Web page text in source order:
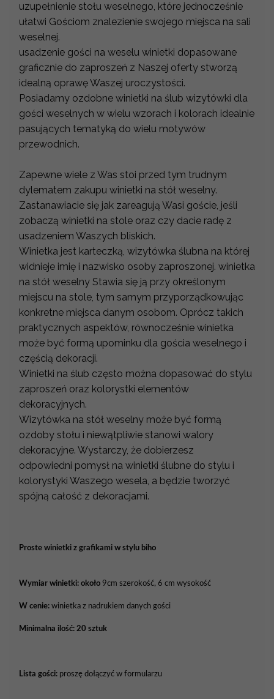
uzupełnienie stołu weselnego, które jednocześnie
ułatwi Gościom znalezienie swojego miejsca na sali
weselnej.
usadzenie gości na weselu winietki dopasowane
graficznie do zaproszeń z Naszej oferty stworzą
idealną oprawę Waszej uroczystości.
Posiadamy ozdobne winietki na ślub wizytówki dla
gości weselnych w wielu wzorach i kolorach idealnie
pasujących tematyką do wielu motywów
przewodnich.
Zapewne wiele z Was stoi przed tym trudnym
dylematem zakupu winietki na stół weselny.
Zastanawiacie się jak zareagują Wasi goście, jeśli
zobaczą winietki na stole oraz czy dacie radę z
usadzeniem Waszych bliskich.
Winietka jest karteczką, wizytówka ślubna na której
widnieje imię i nazwisko osoby zaproszonej. winietka
na stół weselny Stawia się ją przy określonym
miejscu na stole, tym samym przyporządkowując
konkretne miejsca danym osobom. Oprócz takich
praktycznych aspektów, równocześnie winietka
może być formą upominku dla gościa weselnego i
częścią dekoracji.
Winietki na ślub często można dopasować do stylu
zaproszeń oraz kolorystki elementów
dekoracyjnych.
Wizytówka na stół weselny może być formą
ozdoby stołu i niewątpliwie stanowi walory
dekoracyjne. Wystarczy, że dobierzesz
odpowiedni pomysł na winietki ślubne do stylu i
kolorystyki Waszego wesela, a będzie tworzyć
spójną całość z dekoracjami.
Proste winietki z grafikami w stylu biho
Wymiar winietki: około 9cm szerokość, 6 cm wysokość
W cenie: winietka z nadrukiem danych gości
Minimalna ilość: 20 sztuk
Lista gości: proszę dołączyć w formularzu